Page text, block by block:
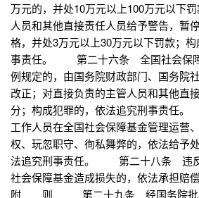
万元的，并处10万元以上100万元以下
人员和其他直接责任人员给予警告，暂
格，并处3万元以上30万元以下罚款；
事责任。 第二十六条 全国社会保障
例规定的，由国务院财政部门、国务院
改正；对直接负责的主管人员和其他直
分；构成犯罪的，依法追究刑事责
工作人员在全国社会保障基金管理运营
权、玩忽职守、徇私舞弊的，依法给予
法追究刑事责任。 第二十八条 违反
社会保障基金造成损失的，依法承
附 则 第二十九条 经国务院批准